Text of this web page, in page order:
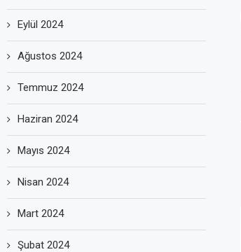
Eylül 2024
Ağustos 2024
Temmuz 2024
Haziran 2024
Mayıs 2024
Nisan 2024
Mart 2024
Şubat 2024